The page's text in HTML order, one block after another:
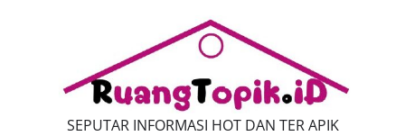
SEPUTAR INFORMASI HOT DAN TER APIK